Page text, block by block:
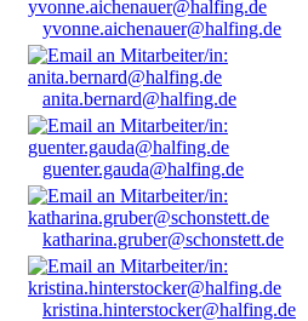
yvonne.aichenauer@halfing.de
anita.bernard@halfing.de
guenter.gauda@halfing.de
katharina.gruber@schonstett.de
kristina.hinterstocker@halfing.de